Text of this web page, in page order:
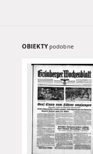
OBIEKTY podobne